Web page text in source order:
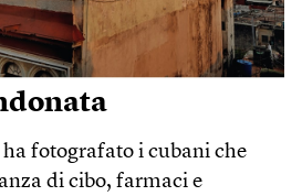
fotografato i cubani che
di cibo, farmaci e